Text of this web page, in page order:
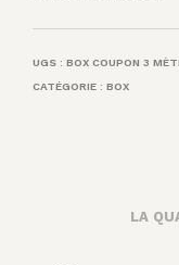
UGS : BOX COUPON 3
CATÉGORIE : BOX
LA